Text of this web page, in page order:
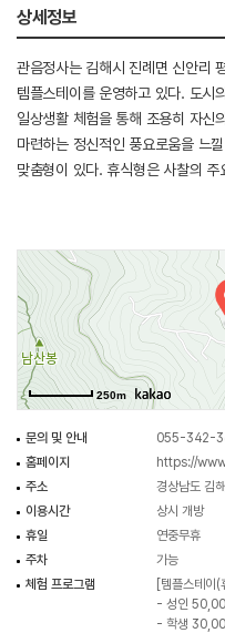
상세정보
관음정사는 김해시 진례면 신안리
템플스테이를 운영하고 있다. 도시
일상생활 체험을 통해 조용히 자신
마련하는 정신적인 풍요로움을 느
맞춤형이 있다. 휴식형은 사찰의
나머지 시간을 산책, 등산, 명상,
학교 등에서 단체의 특성에 맞게
내용으로 진행할 수 있는 프로그램
관음정사에는 경상남도 문화유산
소조보살좌상’이다. 19세기말 20
보살상임에도 불구하고 부드러움
소조 기법으로 제작되어 희소성과
있는 등 자료로서 가치가 크다. 또
천지명양수륙재의찬요’이다. 이
유행한 전적류으 파악과 다양한 지
조선후기 천도재(죽은이의 영혼을
연구에 자료적 가치가 높다.
250m
문의 및 안내
055-342-
홈페이지
https://
주소
경상남도 김
이용시간
상시 개방
휴일
연중무휴
주차
가능
체험 프로그램
[템플스테이(
- 성인
- 학생